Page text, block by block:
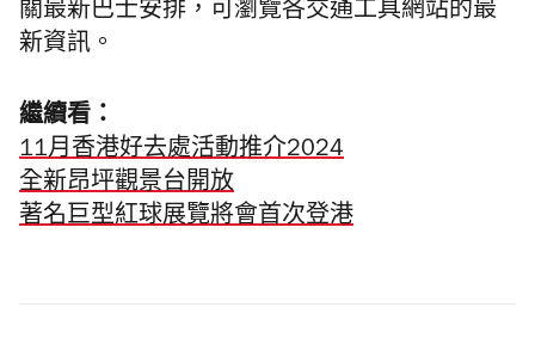
關最新巴士安排，可瀏覽各交通工具網站的最
新資訊。
繼續看：
11月香港好去處活動推介2024
全新昂坪觀景台開放
著名巨型紅球展覽將會首次登港